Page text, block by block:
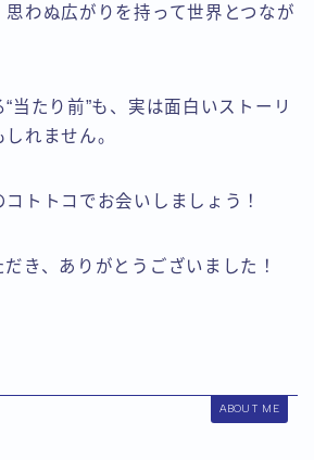
思わぬ広がりを持って世界とつなが
当たり前”も、実は面白いストーリ
れません。
トトコでお会いしましょう！
き、ありがとうございました！
ABOUT ME